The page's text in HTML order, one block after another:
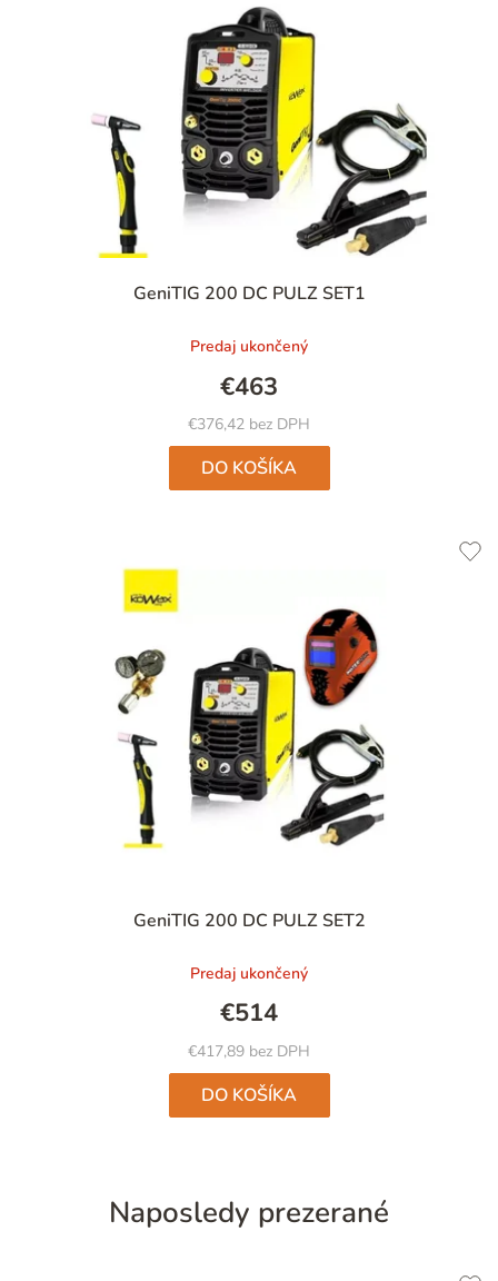
GeniTIG 200 DC PULZ SET1
Predaj ukončený
€376,42 bez DPH
€463
DO KOŠÍKA
GeniTIG 200 DC PULZ SET2
Predaj ukončený
€417,89 bez DPH
€514
DO KOŠÍKA
Naposledy prezerané